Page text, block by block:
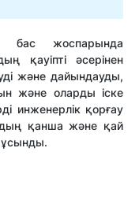
бас жоспарында
қауіпті әсерінен
және дайындауды,
және оларды іске
инженерлік қорғау
қанша және қай
ұсынды.